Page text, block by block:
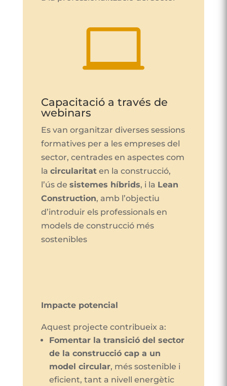

Capacitació a través de
webinars
Es van organitzar diverses sessions
formatives per a les empreses del
sector, centrades en aspectes com
la circularitaten la construcció,
l’ús de sistemes híbrids, i la Lean
Construction, amb l’objectiu
d’introduir els professionals en
models de construcció més
sostenibles
Impacte potencial
Aquest projecte contribueix a:
Fomentar la transició del sector
de la construcció cap a un
model circular, més sostenible i
eficient, tant a nivell energètic